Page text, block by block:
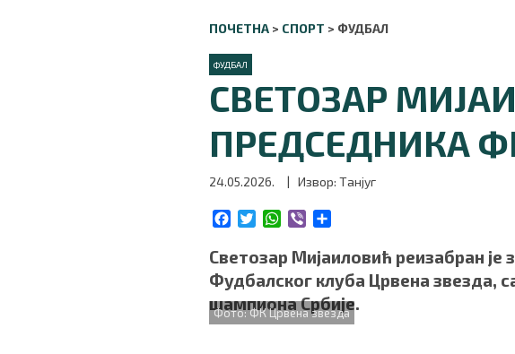
ПОЧЕТНА > СПОРТ > ФУДБАЛ
ФУДБАЛ
СВЕТОЗАР
ПРЕДСЕДНИКА
24.05.2026. | Извор: Танјуг
c
b
o
o
i
t
e
r
W
a
t
s
A
p
b
r
a
e
Светозар Мијаиловић реизабран
Фудбалског клуба Црвена звезда,
шампиона Србије.
Фото: ФК Црвена звезда
redakcija@gradskeinfo.rs